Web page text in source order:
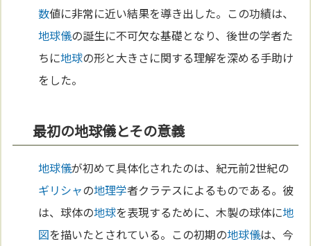
数値に非常に近い結果を導き出した。この功績は、
地球儀の誕生に不可欠な基礎となり、後世の学者た
ちに地球の形と大きさに関する理解を深める手助け
をした。
最初の地球儀とその意義
地球儀が初めて具体化されたのは、紀元前2世紀の
ギリシャの地理学者クラテスによるものである。彼
は、球体の地球を表現するために、木製の球体に地
図を描いたとされている。この初期の地球儀は、今